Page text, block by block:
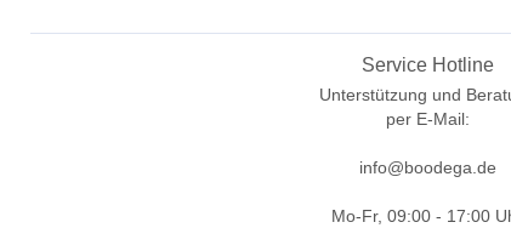
Service Hotline
Unterstützung und
per E-Mail:
info@boodega.de
Mo-Fr, 09:00 - 17:00